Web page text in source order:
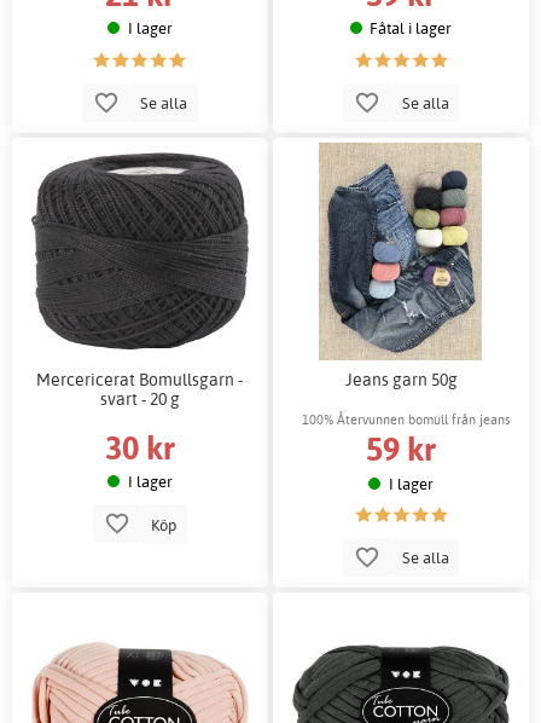
I lager
Se alla
Fåtal i lager
Se alla
Mercericerat Bomullsgarn -
svart - 20 g
30 kr
I lager
Köp
Jeans garn 50g
100% Återvunnen bomull från jeans
59 kr
I lager
Se alla